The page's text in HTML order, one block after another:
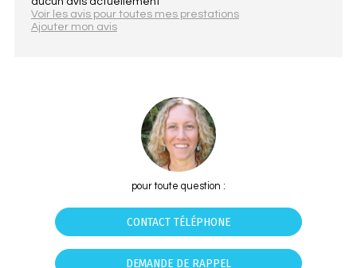
Voir les avis pour toutes mes prestations
Ajouter mon avis
pour toute question :
CONTACT TÉLÉPHONE
DEMANDE DE RAPPEL